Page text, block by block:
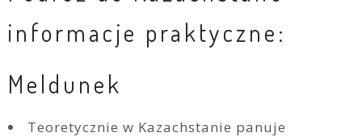
informacje praktyczne:
Meldunek
Teoretycznie w Kazachstanie panuje